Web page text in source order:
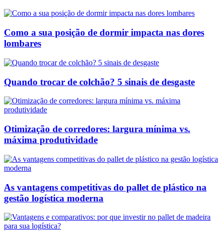
Como a sua posição de dormir impacta nas dores
lombares
Quando trocar de colchão? 5 sinais de desgaste
Otimização de corredores: largura mínima vs.
máxima produtividade
As vantagens competitivas do pallet de plástico na
gestão logística moderna